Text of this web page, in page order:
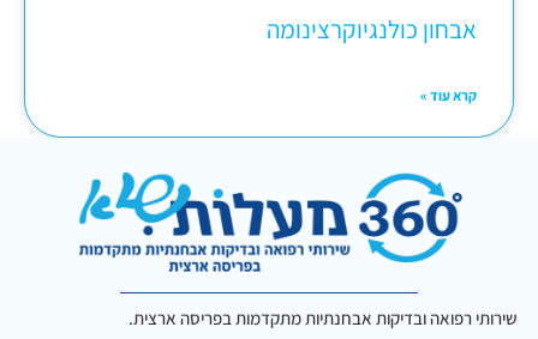
אבחון כולנגיוקרצינומה
קרא עוד »
שירותי רפואה ובדיקות אבחנתיות מתקדמות בפריסה ארצית.